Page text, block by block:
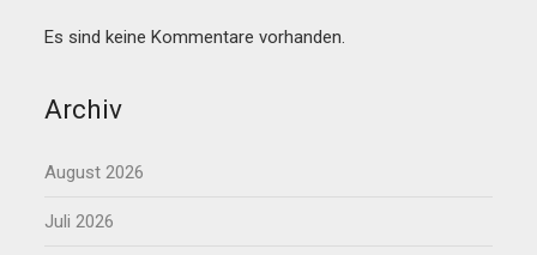
Es sind keine Kommentare vorhanden.
Archiv
August 2026
Juli 2026